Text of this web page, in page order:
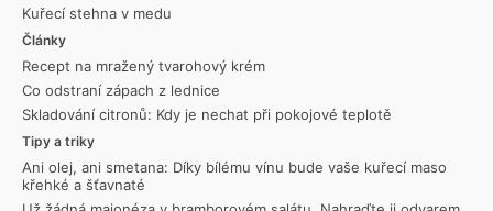
Kuřecí stehna v medu
Články
Recept na mražený tvarohový krém
Co odstraní zápach z lednice
Skladování citronů: Kdy je nechat při pokojové teplotě
Tipy a triky
Ani olej, ani smetana: Díky bílému vínu bude vaše kuřecí maso
křehké a šťavnaté